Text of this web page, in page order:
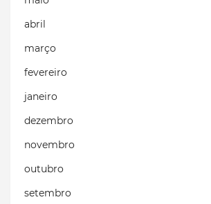
abril
março
fevereiro
janeiro
dezembro
novembro
outubro
setembro